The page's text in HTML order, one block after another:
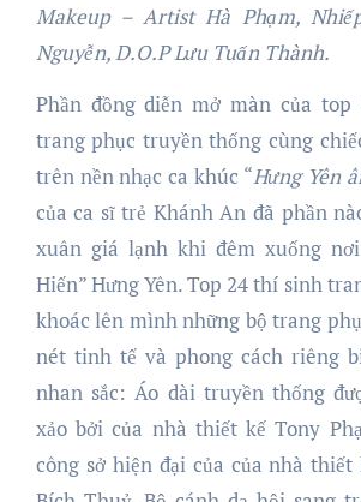
Makeup – Artist Hà Phạm,
Nguyễn, D.O.P Lưu Tuấn Thành.
Phần đồng diễn mở màn của
trang phục truyền thống cùng
trên nền nhạc ca khúc “Hưng Yên
của ca sĩ trẻ Khánh An đã phần
xuân giá lạnh khi đêm xuống
Hiến” Hưng Yên. Top 24 thí sinh
khoác lên mình những bộ trang
nét tinh tế và phong cách riêng
nhan sắc: Áo dài truyền thống
xảo bởi của nhà thiết kế Tony
công sở hiện đại của của nhà thiết